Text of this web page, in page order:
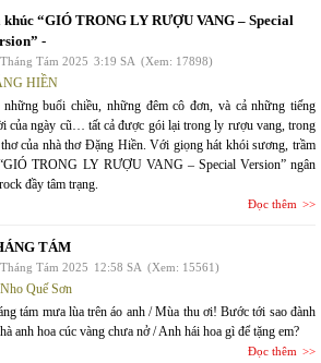
khúc “GIÓ TRONG LY RƯỢU VANG – Special
-
Tám 2025 3:19 SA (Xem: 17898)
HIỀN
những buổi chiều, những đêm cô đơn, và cả những tiếng
của ngày cũ… tất cả được gói lại trong ly rượu vang, trong
của nhà thơ Đặng Hiền. Với giọng hát khói sương, trầm
TRONG LY RƯỢU VANG – Special Version” ngân
đầy tâm trạng.
Đọc thêm
TÁM
Tám 2025 12:58 SA (Xem: 15561)
Quế Sơn
tám mưa lùa trên áo anh / Mùa thu ơi! Bước tới sao đành
anh hoa cúc vàng chưa nở / Anh hái hoa gì để tặng em?
Đọc thêm